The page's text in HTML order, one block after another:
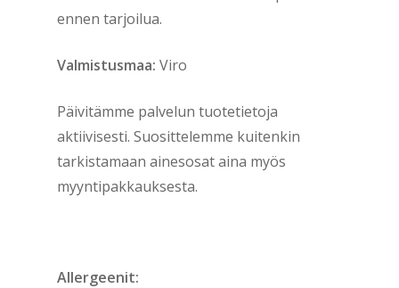
ennen tarjoilua.
Valmistusmaa: Viro
Päivitämme palvelun tuotetietoja
aktiivisesti. Suosittelemme kuitenkin
tarkistamaan ainesosat aina myös
myyntipakkauksesta.
Allergeenit: